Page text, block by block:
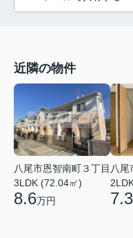
近隣の物件
八尾市恩智南町３丁目
3LDK (72.04㎡)
8.6万円
八尾
7.3